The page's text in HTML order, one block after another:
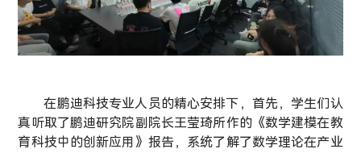
在鹏迪科技专业人员的精心安排下，首先，学生们认
真听取了鹏迪研究院副院长王莹琦所作的《数学建模在教
育科技中的创新应用》报告，系统了解了数学理论在产业